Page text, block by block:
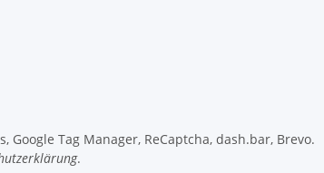
Tag Manager, ReCaptcha, dash.bar, Brevo.
.